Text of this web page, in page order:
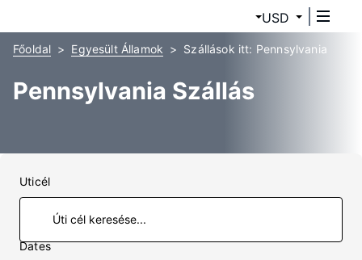
USD
Főoldal Egyesült Államok Szállások itt: Pennsylvania
Pennsylvania Szállás
Uticél
Dates